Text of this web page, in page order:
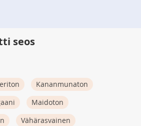
seos
Kananmunaton
Maidoton
Vähärasvainen